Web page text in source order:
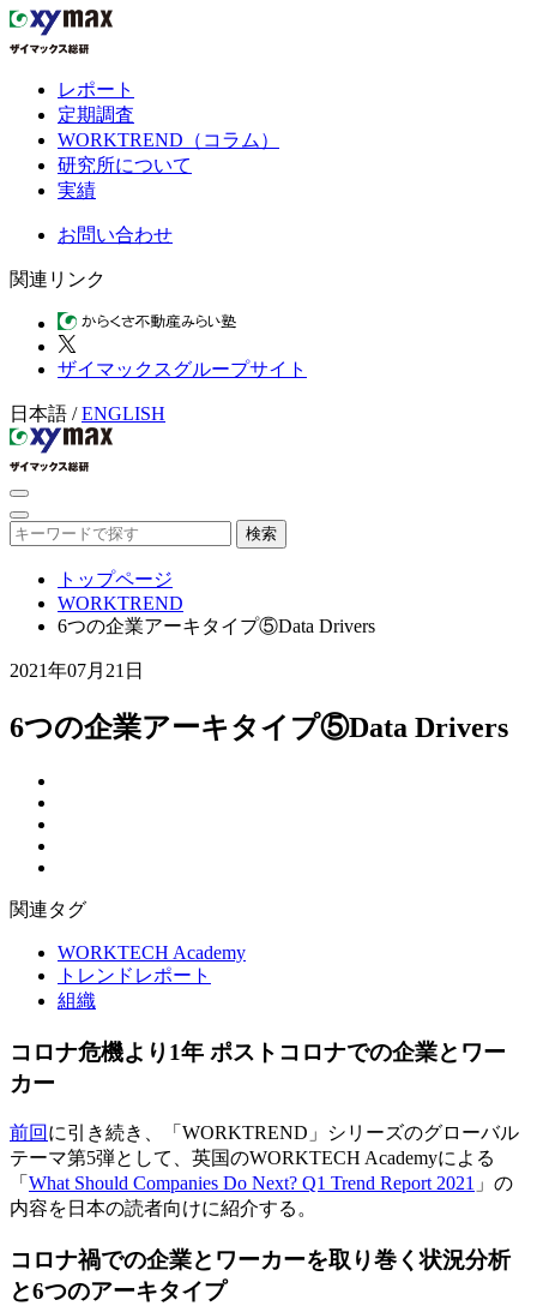
レポート
定期調査
WORKTREND（コラム）
研究所について
実績
お問い合わせ
関連リンク
ザイマックスグループサイト
日本語 /ENGLISH
検索
トップページ
WORKTREND
6つの企業アーキタイプ⑤Data Drivers
2021年07月21日
6つの企業アーキタイプ⑤Data Drivers
関連タグ
WORKTECH Academy
トレンドレポート
組織
コロナ危機より1年 ポストコロナでの企業とワー
カー
前回 に引き続き、「WORKTREND」シリーズのグローバル
テーマ第5弾として、英国のWORKTECH Academyによる
「 What Should Companies Do Next? Q1 Trend Report 2021 」の
内容を日本の読者向けに紹介する。
コロナ禍での企業とワーカーを取り巻く状況分析
と6つのアーキタイプ